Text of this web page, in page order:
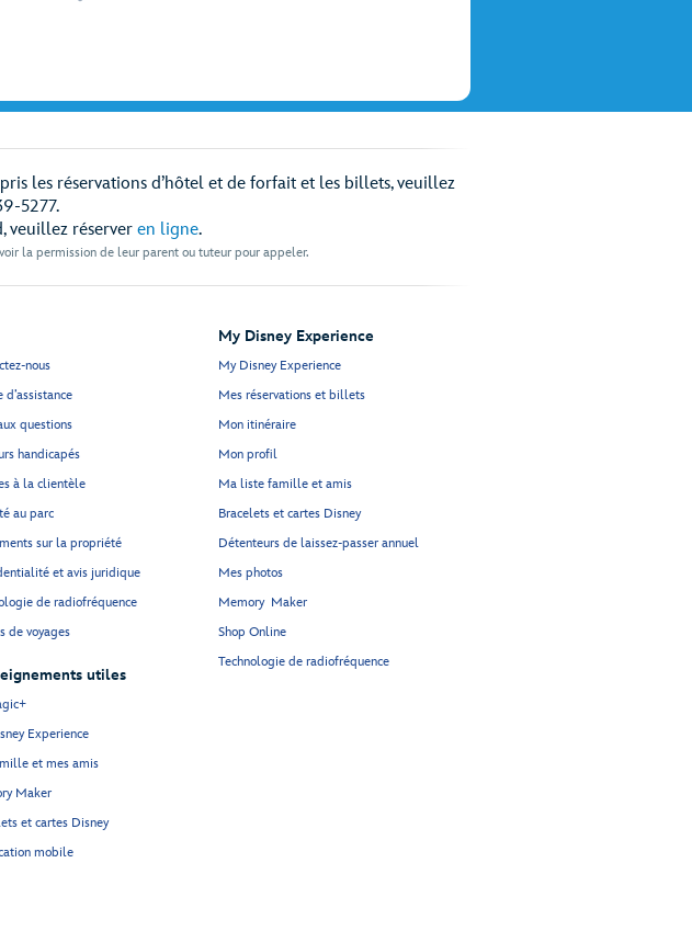
les réservations d’hôtel et de forfait et les billets, veuillez
5277.
veuillez réserver en ligne.
la permission de leur parent ou tuteur pour appeler.
nous
d’assistance
questions
handicapés
à la clientèle
au parc
sur la propriété
et avis juridique
de radiofréquence
de voyages
utiles
Experience
et mes amis
Maker
et cartes Disney
mobile
My Disney Experience
My Disney Experience
Mes réservations et billets
Mon itinéraire
Mon profil
Ma liste famille et amis
Bracelets et cartes Disney
Détenteurs de laissez-passer annuel
Mes photos
Memory Maker
Shop Online
Technologie de radiofréquence